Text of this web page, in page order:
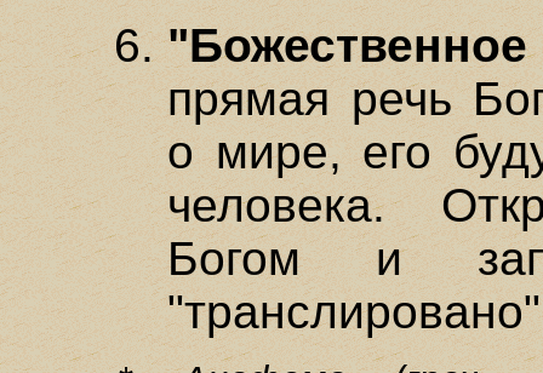
прямая речь
о мире, его
человека.
Богом и